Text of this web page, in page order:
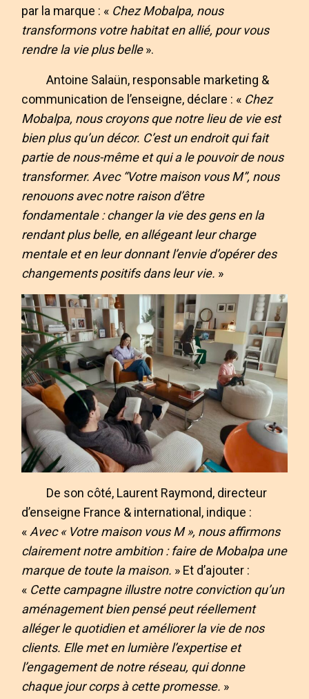
par la marque : « Chez Mobalpa, nous
transformons votre habitat en allié, pour vous
rendre la vie plus belle».
Antoine Salaün, responsable marketing &
communication de l’enseigne, déclare : « Chez
Mobalpa, nous croyons que notre lieu de vie est
bien plus qu’un décor. C’est un endroit qui fait
partie de nous-même et qui a le pouvoir de nous
transformer. Avec “Votre maison vous M”, nous
renouons avec notre raison d’être
fondamentale : changer la vie des gens en la
rendant plus belle, en allégeant leur charge
mentale et en leur donnant l’envie d’opérer des
changements positifs dans leur vie. »
De son côté, Laurent Raymond, directeur
d’enseigne France & international, indique :
« Avec « Votre maison vous M », nous affirmons
clairement notre ambition : faire de Mobalpa une
marque de toute la maison. » Et d’ajouter :
« Cette campagne illustre notre conviction qu’un
aménagement bien pensé peut réellement
alléger le quotidien et améliorer la vie de nos
clients. Elle met en lumière l’expertise et
l’engagement de notre réseau, qui donne
chaque jour corps à cette promesse. »